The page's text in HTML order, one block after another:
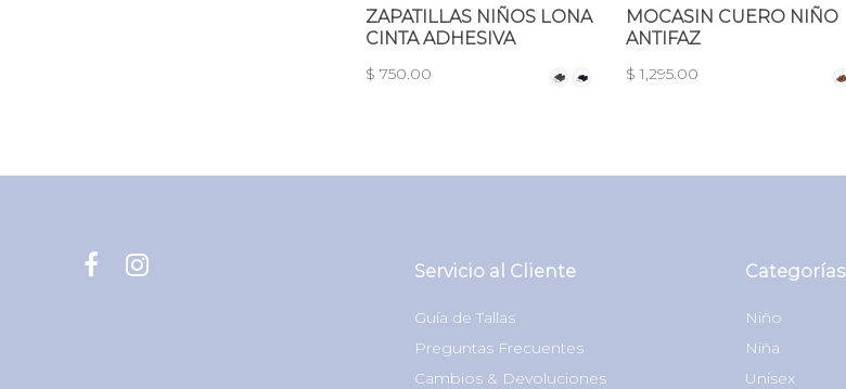
ZAPATILLAS NIÑOS LONA
CINTA ADHESIVA
$ 750.00
MOCASIN CUERO NIÑO
ANTIFAZ
$ 1,295.00
Servicio al Cliente
Guía de Tallas
Preguntas Frecuentes
Cambios & Devoluciones
Categorías
Niño
Niña
Unisex